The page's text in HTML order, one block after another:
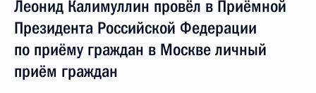
Леонид Калимуллин провёл в Приёмной
Президента Российской Федерации
по приёму граждан в Москве личный
приём граждан